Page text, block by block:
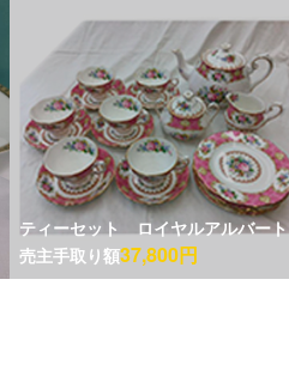
ティーセット ロイヤルアルバート
売主手取り額37,800円